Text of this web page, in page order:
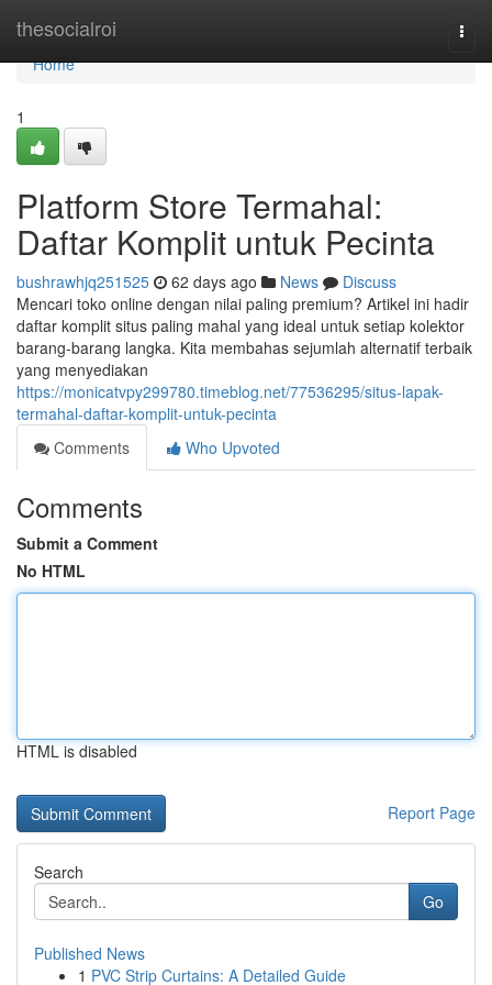
thesocialroi
Home
Home
1
Platform Store Termahal:
Daftar Komplit untuk Pecinta
bushrawhjq251525 62 days ago News
Discuss
Mencari toko online dengan nilai paling premium? Artikel ini hadir
daftar komplit situs paling mahal yang ideal untuk setiap kolektor
barang-barang langka. Kita membahas sejumlah alternatif terbaik
yang menyediakan
https://monicatvpy299780.timeblog.net/77536295/situs-lapak-
termahal-daftar-komplit-untuk-pecinta
Comments
Who Upvoted
Comments
Submit a Comment
No HTML
HTML is disabled
Report Page
Search
Go
Published News
1 PVC Strip Curtains: A Detailed Guide